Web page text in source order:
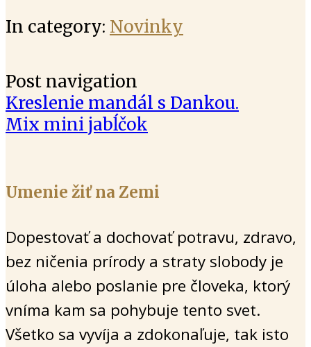
In category: Novinky
Post navigation
Kreslenie mandál s Dankou.
Mix mini jabĺčok
Umenie žiť na Zemi
Dopestovať a dochovať potravu, zdravo,
bez ničenia prírody a straty slobody je
úloha alebo poslanie pre človeka, ktorý
vníma kam sa pohybuje tento svet.
Všetko sa vyvíja a zdokonaľuje, tak isto